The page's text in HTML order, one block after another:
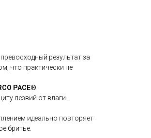
результат за
что практически не
PACE®
лезвий от влаги.
идеально повторяет
бритье.